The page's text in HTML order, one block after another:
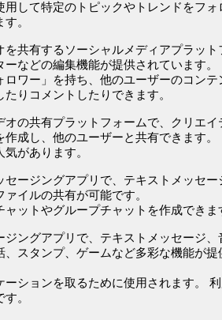
用して特定のトピックやトレンドをフォ
。
を共有するソーシャルメディアプラット
ーなどの編集機能が提供されています。
ロワー」を持ち、他のユーザーのコンテ
たりコメントしたりできます。
オの共有プラットフォームで、クリエイ
作成し、他のユーザーと共有できます。
があります。
セージングアプリで、テキストメッセー
イルの共有が可能です。
ャットやグループチャットを作成できま
ジングアプリで、テキストメッセージ、
、スタンプ、ゲームなど多彩な機能が提
ーションを取るために使用されます。
。